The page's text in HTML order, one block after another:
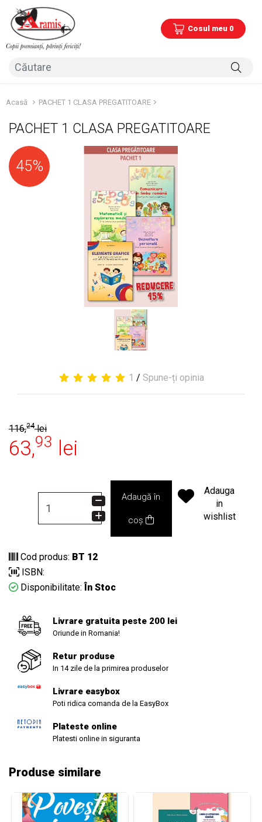
Cosul meu 0
Acasă PACHET 1 CLASA PREGATITOARE
PACHET 1 CLASA PREGATITOARE
45%
1 / Spune-ți opinia
116,24lei
63,93 lei
Adaugă în
coș
Adauga
in
wishlist
Cod produs: BT 12
ISBN:
Disponibilitate: În Stoc
Livrare gratuita peste 200 lei
Oriunde in Romania!
Retur produse
In 14 zile de la primirea produselor
Livrare easybox
Poti ridica comanda de la EasyBox
Plateste online
Platesti online in siguranta
Produse similare